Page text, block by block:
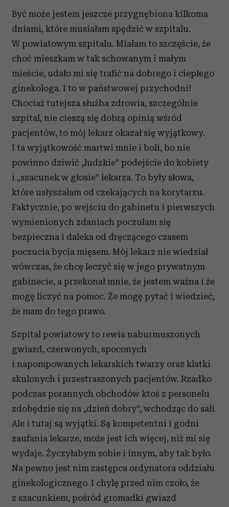
Być może jestem jeszcze przygnębiona kilkoma
dniami, które musiałam spędzić w szpitalu.
W powiatowym szpitalu. Miałam to szczęście, że
choć mieszkam w tak schowanym i małym
mieście, udało mi się trafić na dobrego i ciepłego
ginekologa. I to w państwowej przychodni!
Chociaż tutejsza służba zdrowia, szczególnie
szpital, nie cieszą się dobrą opinią wśród
pacjentów, to mój lekarz okazał się wyjątkowy.
I ta wyjątkowość martwi mnie i boli, bo nie
powinno dziwić „ludzkie” podejście do kobiety
i „szacunek w głosie” lekarza. To były słowa,
które usłyszałam od czekających na korytarzu.
Faktycznie, po wejściu do gabinetu i pierwszych
wymienionych zdaniach poczułam się
bezpieczna i daleka od dręczącego czasem
poczucia bycia mięsem. Mój lekarz nie wiedział
wówczas, że chcę leczyć się w jego prywatnym
gabinecie, a przekonał mnie, że jestem ważna i że
mogę liczyć na pomoc. Że mogę pytać i wiedzieć,
że mam do tego prawo.
Szpital powiatowy to rewia naburmuszonych
gwiazd, czerwonych, spoconych
i napompowanych lekarskich twarzy oraz klatki
skulonych i przestraszonych pacjentów. Rzadko
podczas porannych obchodów ktoś z personelu
zdobędzie się na „dzień dobry”, wchodząc do sali.
Ale i tutaj są wyjątki. Są kompetentni i godni
zaufania lekarze, może jest ich więcej, niż mi się
wydaje. Życzyłabym sobie i innym, aby tak było.
Na pewno jest nim zastępca ordynatora oddziału
ginekologicznego. I chylę przed nim czoło, że
z szacunkiem, pośród gromadki gwiazd